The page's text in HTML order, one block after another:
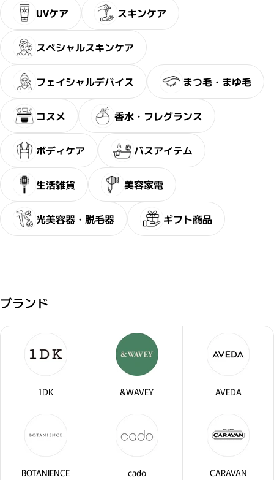
UVケア スキンケア
スペシャルスキンケア
フェイシャルデバイス まつ毛・まゆ毛
コスメ 香水・フレグランス
ボディケア バスアイテム
生活雑貨 美容家電
光美容器・脱毛器 ギフト商品
ブランド
1DK &WAVEY AVEDA
BOTANIENCE cado CARAVAN